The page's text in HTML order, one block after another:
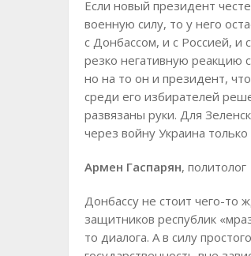
Если новый президент
военную силу, то у него
с Донбассом, и с Россией,
резко негативную реакцию
но на то он и президент,
среди его избирателей
развязаны руки. Для
через войну Украина только
Армен Гаспарян, политолог
Донбассу не стоит чего-то
защитников республик
то диалога. А в силу